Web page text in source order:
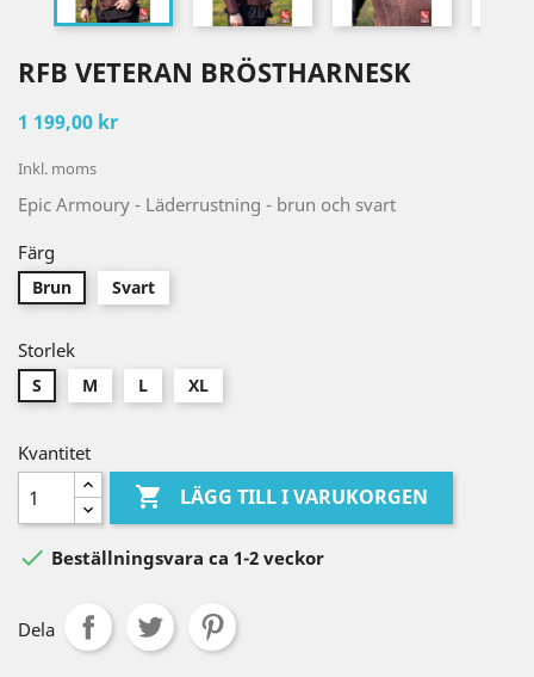
RFB VETERAN BRÖSTHARNESK
1 199,00 kr
Inkl. moms
Epic Armoury - Läderrustning - brun och svart
Färg
Brun Svart
Storlek
S M L XL
Kvantitet
 LÄGG TILL I VARUKORGEN
 Beställningsvara ca 1-2 veckor
Dela